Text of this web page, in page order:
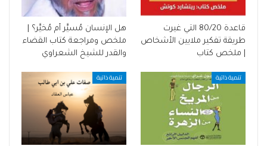
قاعدة 80/20 التي غيرت
طريقة تفكير ملايين الأشخاص
| ملخص كتاب
هل الإنسان مُسيَّر أم مُخيَّر؟ |
ملخص ومراجعة كتاب القضاء
والقدر للشيخ الشعراوي
تنمية ذاتية تنمية ذاتية